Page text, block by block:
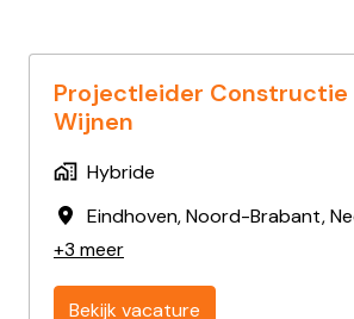
Projectleider Constructie
Wijnen
Hybride
Eindhoven,Noord-Brabant,
+3 meer
Bekijk vacature